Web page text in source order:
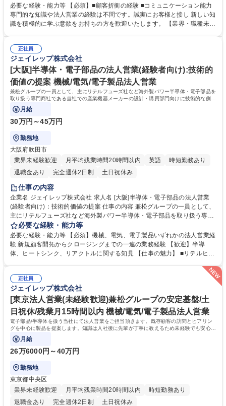
でも安心です。対話を大切に着実に成長できます。 ■既存顧客への定期的
なフォローや要望のヒアリング■担当エリアでの安定したルート営業■展示
会を通じた新しいお客様へのご案内■技術的な視点を取り入れた最適な製
り、未経験からでも一生モノの専門知識を身につけながら長く活躍できる
環境です。 募集職種 【法人営業】未経験歓迎/兼松グループの安定基盤/土
日祝休/残業月15時間以内
必要な経験・能力等 【必須】■顧客折衝の経験 ■コミュニケーション能力
専門的な知識や法人営業の経験は不問です。誠実にお客様と接し 新しい知
識を積極的に学ぶ意欲をお持ちの方を歓迎いたします。 【業界・職種未経
「営業技術支援室」によるバックアップ体制もバッチリ。理系バックグラ
ウンドや半導体についての専門知識がなくても、相談できる環境がありま
す。 学歴・資格 学歴：大学院 大学 高専 語学力： 資格：第一種運転免許
普通自動車
正社員
ジェイレップ株式会社
[大阪]半導体・電子部品の法人営業(経験者向け):技術的
価値の提案 機械/電気/電子製品法人営業
兼松グループの一員として、主にリテルフューズ社など海外製パワー半導体・電子部品を
取り扱う専門商社である当社での産業機器メーカーの設計・購買部門向けに技術的な側面
から課題解決を提案する法人営業。
月給
30万円～45万円
勤務地
大阪府吹田市
業界未経験歓迎
月平均残業時間20時間以内 英語
時短勤務あり
退職金あり
完全週休2日制 土日祝休み
仕事の内容
企業名 ジェイレップ株式会社 求人名 [大阪]半導体・電子部品の法人営業
(経験者向け)：技術的価値の提案 仕事の内容 兼松グループの一員として、
主にリテルフューズ社など海外製パワー半導体・電子部品を取り扱う専門
商社である当社での産業機器メーカーの設計・購買部門向けに技術的な側
面から課題解決を提案する法人営業。 既存顧客へのフォローアップと、展
示会等を活用した新規顧客開拓を通じて、日本のものづくりに貢献して頂
きます。 ■産業機器メーカー（半導体製造装置など）の設計・購買部門へ
案 ■既存顧客のフォローアップ、クロスセル・アップセル ■新規顧客の開
拓と関係構築（展示会など） ■海外サプライヤーとの調整・交渉など 募集
職種 [大阪]半導体・電子部品の法人営業(経験者向け)：技術的価値の提案
必要な経験・能力等
必要な経験・能力等 【必須】機械、電気、電子製品いずれかの法人営業経
験 新規顧客開拓からクロージングまでの一連の業務経験 【歓迎】半導
体、ヒートシンク、リアクトルに関する知見 【仕事の魅力】 ■リテルヒュ
高専 語学力：英語 資格：第一種運転免許普通自動車
正社員
ジェイレップ株式会社
[東京法人営業(未経験歓迎)兼松グループの安定基盤/土
日祝休/残業月15時間以内 機械/電気/電子製品法人営業
電子部品/半導体を扱う当社にて法人営業をご担当頂きます。既存顧客の訪問とヒアリン
グを中心に製品を提案します。知識は入社後に先輩が丁寧に教えるため未経験でも安心で
す。対話を大切に着実に成長できます。
月給
26万6000円～40万円
勤務地
東京都中央区
業界未経験歓迎
月平均残業時間20時間以内
時短勤務あり
退職金あり
完全週休2日制 土日祝休み